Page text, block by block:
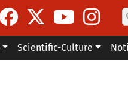
Scientific-Culture